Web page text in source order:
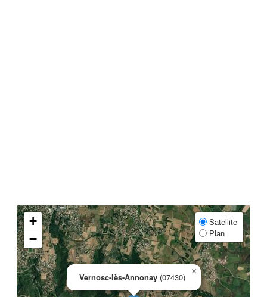
Vernosc-lès-Annonay (07430)
×
+
−
Satellite
Plan